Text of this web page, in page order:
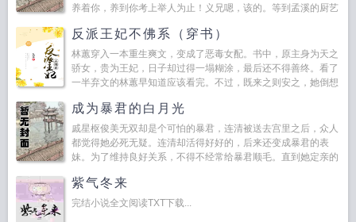
养着你，养到你考上举人为止！义兄嗯，该的。等到孟溪的厨艺
反派王妃不佛系（穿书）
林蕙穿入一本重生爽文，变成了恶毒女配。书中，原主身为天之
骄女，贵为王妃，日子却过得一塌糊涂，最后还不得善终。看了
一半弃文的林蕙早知道应该看完。不过，既来之则安之，她倒想
成为暴君的白月光
戚星枢俊美无双却是个可怕的暴君，连清被送去宫里之后，众人
都觉得她必死无疑。连清却活得好好的，后来还变成暴君的表
妹。为了维持良好关系，不得不经常给暴君顺毛。直到她定亲的
紫气冬来
完结小说全文阅读TXT下载...